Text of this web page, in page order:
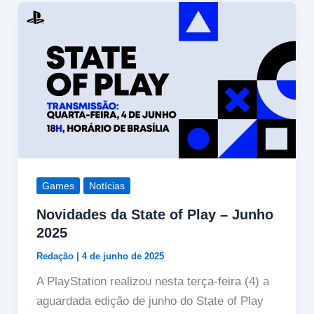
Games Notícias
Novidades da State of Play – Junho
2025
Redação | 4 de junho de 2025
A PlayStation realizou nesta terça-feira (4) a
aguardada edição de junho do State of Play